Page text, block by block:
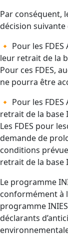
Par conséquent,
décision suivante
🔸 Pour les
leur retrait de la
Pour ces FDES,
ne pourra être
🔸 Pour les
retrait de la base
Les FDES pour
demande de
conditions
retrait de la base
Le programme
conformément à
programme
déclarants